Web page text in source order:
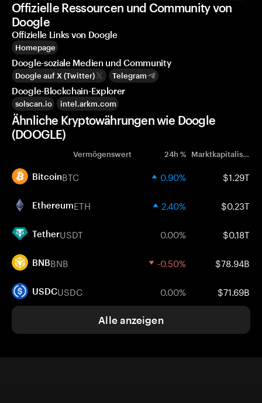
Offizielle Ressourcen und Community von
Doogle
Offizielle Links von Doogle
Homepage
Doogle-soziale Medien und Community
Doogle auf X (Twitter) Telegram
Doogle-Blockchain-Explorer
solscan.io intel.arkm.com
Ähnliche Kryptowährungen wie Doogle
(DOOGLE)
Vermögenswert 24h % Marktkapitalisierung
BitcoinBTC 0.90% $1.29T
EthereumETH 2.40% $0.23T
TetherUSDT 0.00% $0.18T
BNBBNB -0.50% $78.94B
USDCUSDC 0.00% $71.69B
Alle anzeigen